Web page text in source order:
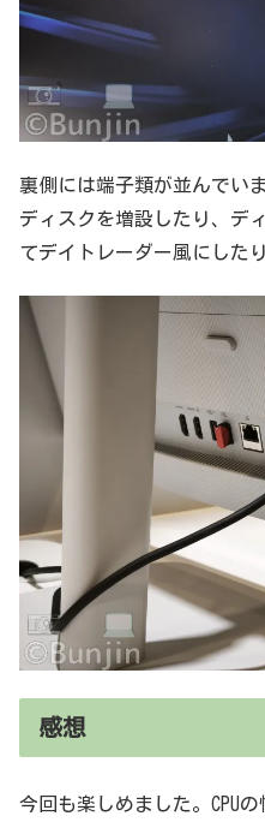
裏側には端子類が並んでい
ディスクを増設したり、デ
てデイトレーダー風にした
感想
今回も楽しめました。CPU